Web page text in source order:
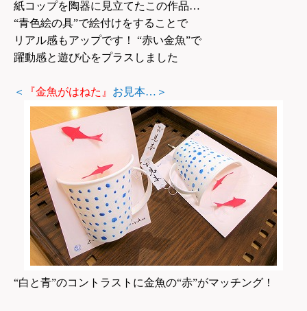
紙コップを陶器に見立てたこの作品…
“青色絵の具”で絵付けをすることで
リアル感もアップです！ “赤い金魚”で
躍動感と遊び心をプラスしました
＜ 『金魚がはねた』 お見本…＞
“白と青”のコントラストに金魚の“赤”がマッチング！